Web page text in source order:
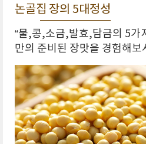
논골집 장의 5대정성
“물,콩,소금,발효,담금의 5가
만의 준비된 장맛을 경험해보